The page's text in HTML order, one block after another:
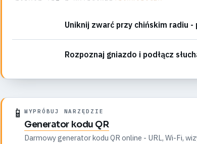
Uniknij zwarć przy chińskim radiu
Rozpoznaj gniazdo i podłącz
📱 WYPRÓBUJ NARZĘDZIE
Generator kodu QR
Darmowy generator kodu QR online - URL, Wi-Fi,